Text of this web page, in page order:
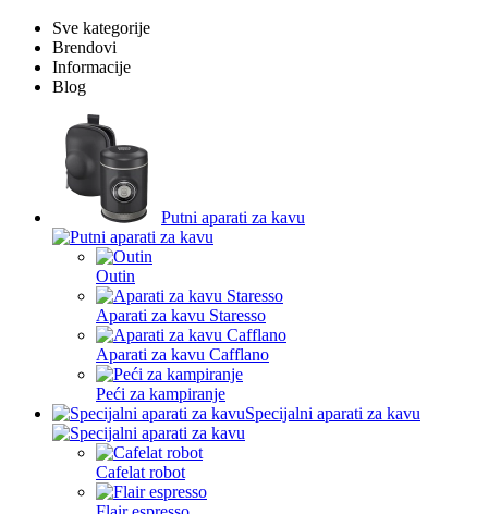
Sve kategorije
Brendovi
Informacije
Blog
Putni aparati za kavu
Outin
Aparati za kavu Staresso
Aparati za kavu Cafflano
Peći za kampiranje
Specijalni aparati za kavu
Cafelat robot